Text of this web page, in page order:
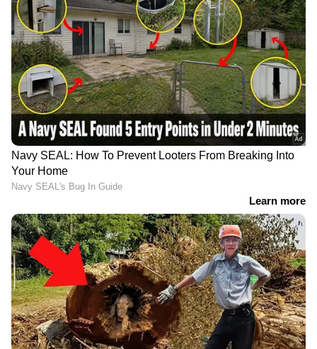
നീക്കമെന്ന് പ്രതിപക്ഷം
അപകടമോ കൊലപാതകമോ?
22കാരന്റെ മരണത്തിൽ ദുരൂഹത |
Thrissur | Accident news | Crime news
| Kerala Police